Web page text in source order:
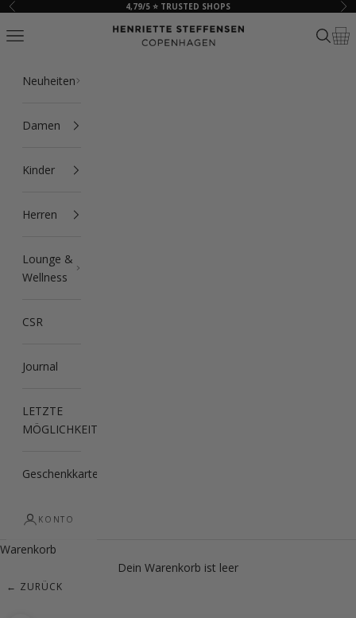
Zum Inhalt springen
Zurück 4,79/5 ⭐ TRUSTED SHOPS Vor
HSCPH
Navigationsmenü öffnen Suche
Neuheiten
Damen
Kinder
Herren
Lounge &
Wellness
CSR
Journal
LETZTE
MÖGLICHKEIT
Geschenkkarte
KONTO
Warenkorb
Dein Warenkorb ist leer
← ZURÜCK